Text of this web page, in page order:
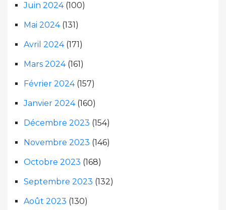
Juin 2024(100)
Mai 2024(131)
Avril 2024(171)
Mars 2024(161)
Février 2024(157)
Janvier 2024(160)
Décembre 2023 (154)
Novembre 2023 (146)
Octobre 2023 (168)
Septembre 2023 (132)
Août 2023 (130)